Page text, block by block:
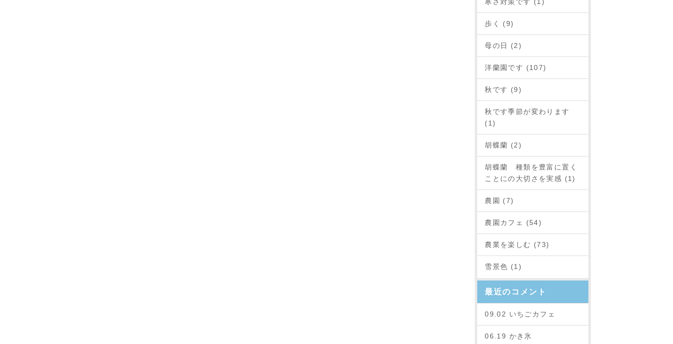
歩く (9)
母の日 (2)
洋蘭園です (107)
秋です (9)
秋です季節が変わります
(1)
胡蝶蘭 (2)
胡蝶蘭 種類を豊富に置く
ことにの大切さを実感 (1)
農園 (7)
農園カフェ (54)
農業を楽しむ (73)
雪景色 (1)
最近のコメント
09.02 いちごカフェ
06.19 かき氷